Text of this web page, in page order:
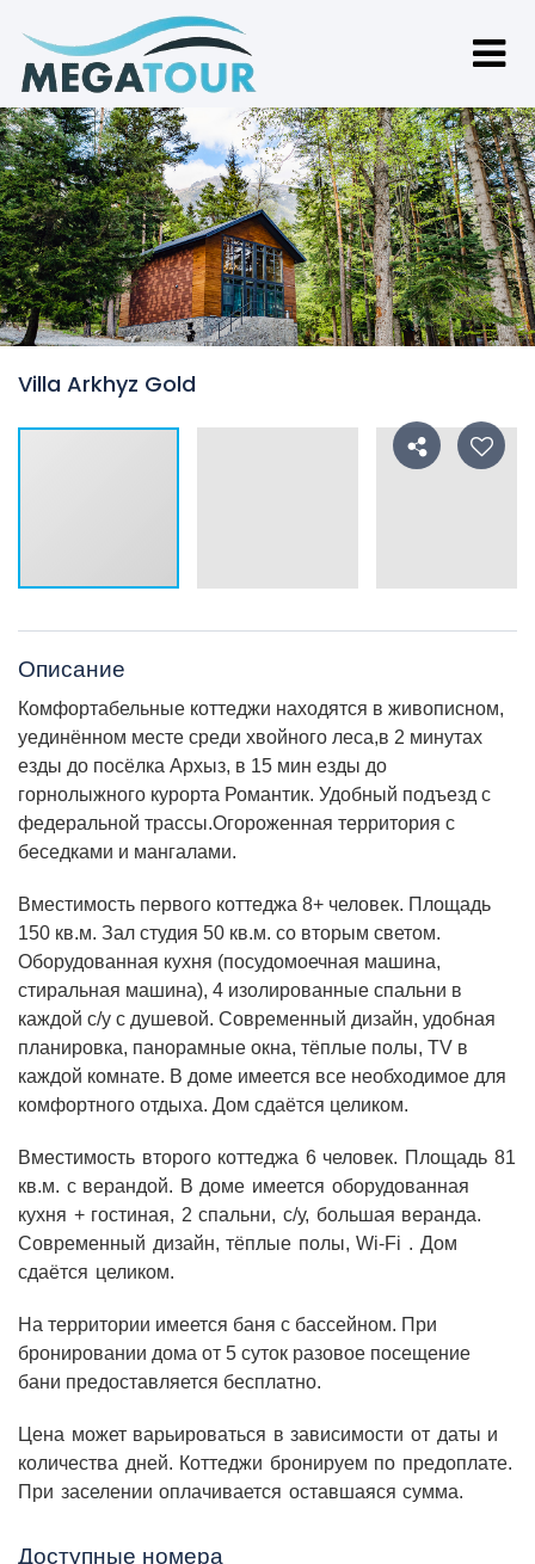
Villa Arkhyz Gold
Описание
Комфортабельные коттеджи находятся в живописном,
уединённом месте среди хвойного леса,в 2 минутах
езды до посёлка Архыз, в 15 мин езды до
федеральной трассы.Огороженная территория с
беседками и мангалами.
Вместимость первого коттеджа 8+ человек. Площадь
150 кв.м. Зал студия 50 кв.м. со вторым светом.
стиральная машина), 4 изолированные спальни в
каждой с/у с душевой. Современный дизайн, удобная
планировка, панорамные окна, тёплые полы, TV в
комфортного отдыха. Дом сдаётся целиком.
Вместимость второго коттеджа 6 человек. Площадь 81
кухня + гостиная, 2 спальни, с/у, большая веранда.